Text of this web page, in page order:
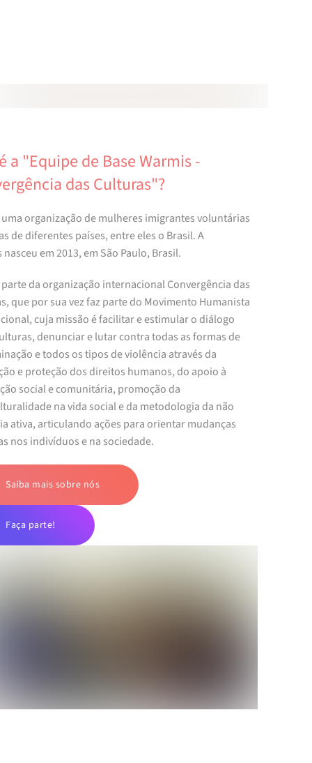
a "Equipe de Base Warmis -
das Culturas"?
organização de mulheres imigrantes voluntárias
de diferentes países, entre eles o Brasil. A
nasceu em 2013, em São Paulo, Brasil.
da organização internacional Convergência das
que por sua vez faz parte do Movimento Humanista
cuja missão é facilitar e estimular o diálogo
denunciar e lutar contra todas as formas de
e todos os tipos de violência através da
e proteção dos direitos humanos, do apoio à
social e comunitária, promoção da
na vida social e da metodologia da não
ativa, articulando ações para orientar mudanças
nos indivíduos e na sociedade.
Saiba mais sobre nós
Faça parte!